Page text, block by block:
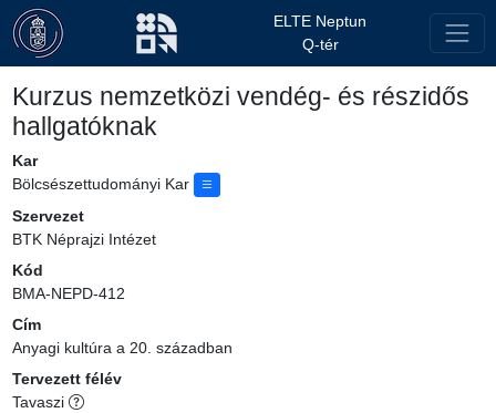
ELTE Neptun
Q-tér
Kurzus nemzetközi vendég- és részidős
hallgatóknak
Kar
Bölcsészettudományi Kar
Szervezet
BTK Néprajzi Intézet
Kód
BMA-NEPD-412
Cím
Anyagi kultúra a 20. században
Tervezett félév
Tavaszi